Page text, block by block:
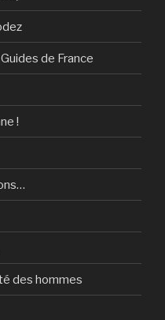
de France
!
des hommes